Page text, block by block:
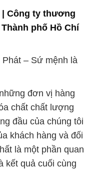
| Công ty thương
phố Hồ Chí
– Sứ mệnh là
đơn vị hàng
chất chất lượng
đầu của chúng tôi
khách hàng và đối
là một phần quan
kết quả cuối cùng